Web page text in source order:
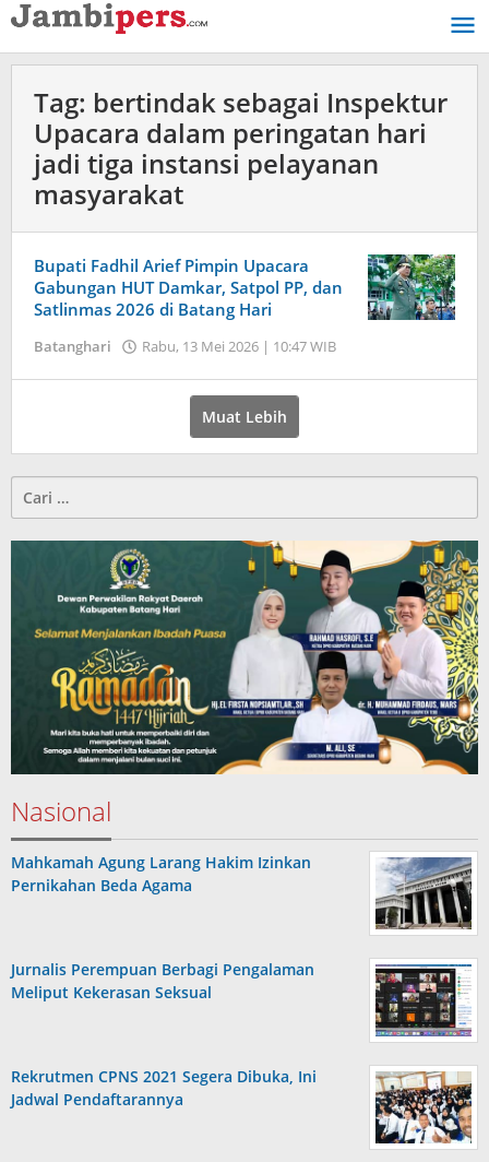
Lewati
ke
konten
Tag: bertindak sebagai Inspektur
Upacara dalam peringatan hari
jadi tiga instansi pelayanan
masyarakat
Bupati Fadhil Arief Pimpin Upacara
Gabungan HUT Damkar, Satpol PP, dan
Satlinmas 2026 di Batang Hari
Batanghari Rabu, 13 Mei 2026 | 10:47 WIB
Muat Lebih
Cari
untuk:
Nasional
Mahkamah Agung Larang Hakim Izinkan
Pernikahan Beda Agama
Jurnalis Perempuan Berbagi Pengalaman
Meliput Kekerasan Seksual
Rekrutmen CPNS 2021 Segera Dibuka, Ini
Jadwal Pendaftarannya